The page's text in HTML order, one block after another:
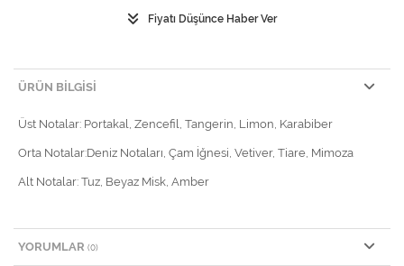
Fiyatı Düşünce Haber Ver
ÜRÜN BILGISI
Üst Notalar: Portakal, Zencefil, Tangerin, Limon, Karabiber
Orta Notalar:Deniz Notaları, Çam İğnesi, Vetiver, Tiare, Mimoza
Alt Notalar: Tuz, Beyaz Misk, Amber
YORUMLAR (0)